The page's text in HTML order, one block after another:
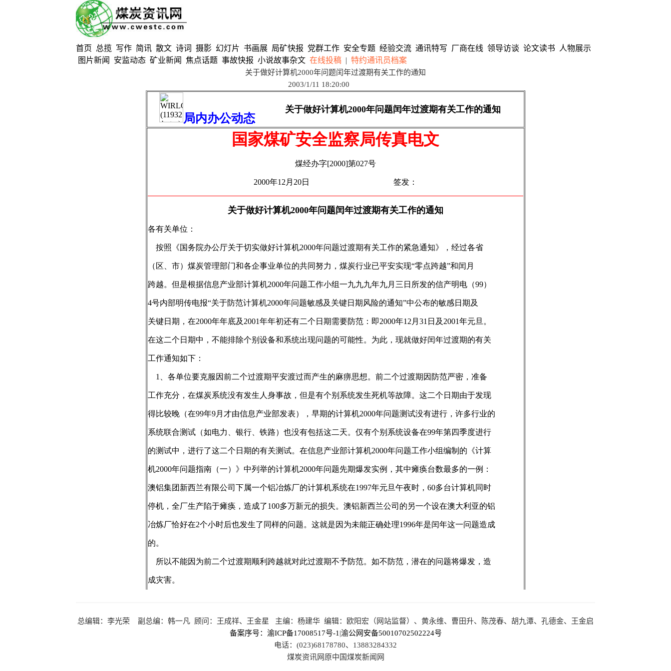
首页 总揽 写作 简讯 散文 诗词 摄影 幻灯片 书画展 局矿快报 党群工作 安全专题 经验交流 通讯特写 厂商在线 领导访谈 论文读书
人物展示
图片新闻
安监动态 矿业新闻 焦点话题 事故快报 小说故事杂文 在线投稿 | 特约通讯员档案
关于做好计算机2000年问题闰年过渡期有关工作的通知
2003/1/11 18:20:00
总编辑：李光荣 副总编：韩一凡 顾问：王成祥、王金星 主编：杨建华 编辑：欧阳宏（网站监督）、黄永维、曹田升、陈茂春、胡九潭、孔德金、王金启
备案序号：渝ICP备17008517号-1 |渝公网安备50010702502224号
电话：(023)68178780、13883284332
煤炭资讯网原中国煤炭新闻网